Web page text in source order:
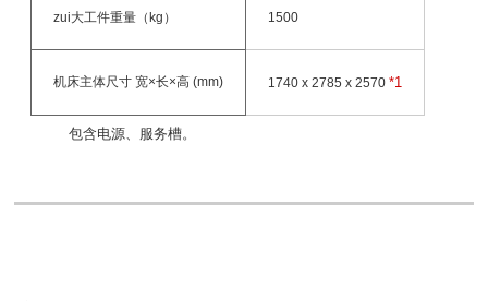
zui大工件重量（kg） 1500
机床主体尺寸 宽×长×高 (mm) 1740 x 2785 x 2570*1
包含电源、服务槽。